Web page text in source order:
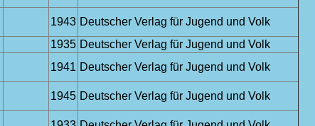
1943 Deutscher Verlag für Jugend und Volk
1935 Deutscher Verlag für Jugend und Volk
1941 Deutscher Verlag für Jugend und Volk
1945 Deutscher Verlag für Jugend und Volk